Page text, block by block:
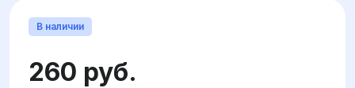
В наличии
260 руб.